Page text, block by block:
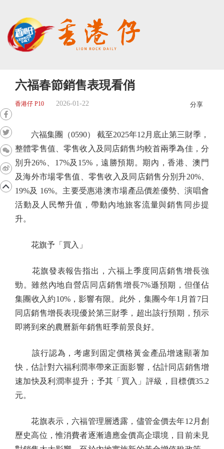
六福春節銷售表現看俏
香港仔 P10 2026-01-22 分享
六福集團（0590） 截至2025年12月底止第三財季，
整體零售值、零售收入及同店銷售均較首兩季為佳，分
別升26%、17%及15%，遠勝預期。期內，香港、澳門
及海外市場零售值、零售收入及同店銷售分別升20%、
19%及 16%。主要受惠港澳市場產品價差優勢、演唱會
活動及人民幣升值，帶動內地旅客流量與銷售同步提
升。
花旗予「買入」
花旗發表報告指出，六福上季度同店銷售增長強
勁。雖然內地自營店同店銷售增長7%遜預期，但僅佔
集團收入約10%，影響有限。此外，集團今年1月首7日
同店銷售增長表現優於第三財季，超出該行預期，預示
即將到來的農曆新年銷售旺季前景良好。
該行認為，考慮到固定價格黃金產品增速顯著加
快，估計對六福利潤率帶來正面影響，估計同店銷售增
速加快及利潤率提升；予其「買入」評級，目標價35.2
元。
花旗表示，六福管理層透露，儘管金價去年12月創
歷史高位，惟消費者逐漸適應金價高企環境，目前未見